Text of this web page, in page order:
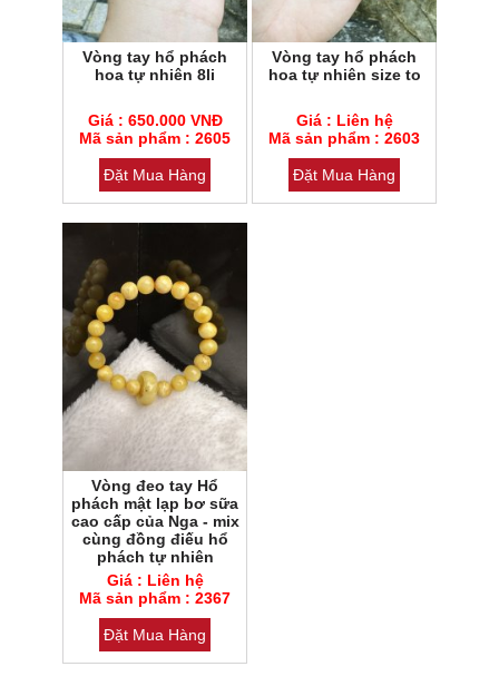
Mã sản phẩm : 2605
Loại đá : Cẩm thạch
Vòng tay hổ phách
hoa tự nhiên 8li
Giá : 650.000 VNĐ
Mã sản phẩm : 2605
Đặt Mua Hàng
Mã sản phẩm : 2603
Loại đá : Cẩm thạch
Vòng tay hổ phách
hoa tự nhiên size to
Giá : Liên hệ
Mã sản phẩm : 2603
Đặt Mua Hàng
Mã sản phẩm : 2367
Loại đá : HỔ PHÁCH TỰ
NHIÊN ( AMBER TỰ NHIÊN)
Vòng đeo tay Hổ
phách mật lạp bơ sữa
cao cấp của Nga - mix
cùng đồng điếu hổ
phách tự nhiên
Giá : Liên hệ
Mã sản phẩm : 2367
Đặt Mua Hàng